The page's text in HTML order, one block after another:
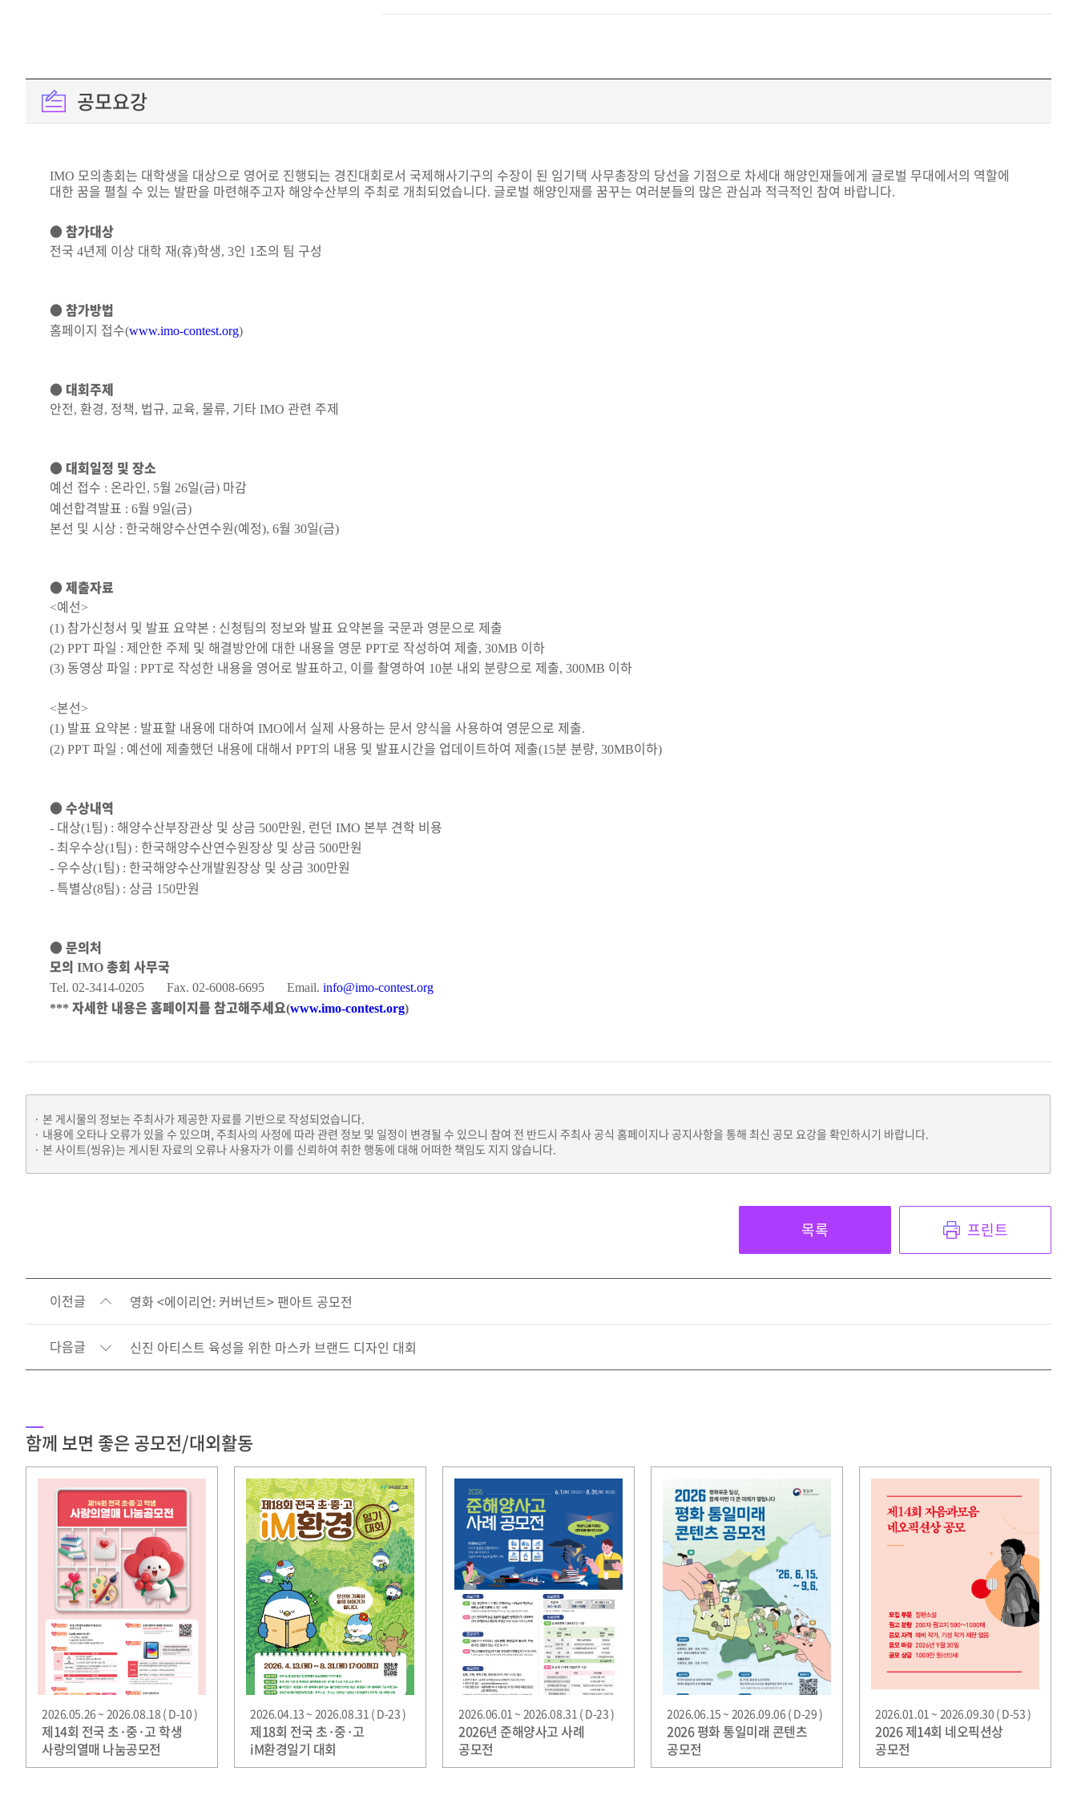
공모요강
IMO 모의총회는 대학생을 대상으로 영어로 진행되는 경진대회로서 국제해사기구의 수장이 된 임기택 사무총장의 당선을 기점으로 차세대 해양인재들에게 글로벌 무대에서의 역할에
대한 꿈을 펼칠 수 있는 발판을 마련해주고자 해양수산부의 주최로 개최되었습니다. 글로벌 해양인재를 꿈꾸는 여러분들의 많은 관심과 적극적인 참여 바랍니다.
●참가대상
전국 4년제 이상 대학 재(휴)학생, 3인 1 조의 팀 구성
●참가방법
홈페이지 접수(www.imo-contest.org)
● 대회주제
안전, 환경, 정책, 법규, 교육, 물류, 기타 IMO 관련 주제
● 대회일정 및 장소
예선 접수 : 온라인, 5월 26일(금) 마감
예선합격발표 : 6월 9일(금)
본선 및 시상 : 한국해양수산연수원(예정), 6월 30일(금)
●제출자료
<예선>
(1) 참가신청서 및 발표 요약본 : 신청팀의 정보와 발표 요약본을 국문과 영문으로 제출
(2) PPT 파일 : 제안한 주제 및 해결방안에 대한 내용을 영문 PPT로 작성하여 제출, 30MB 이하
(3) 동영상 파일 : PPT로 작성한 내용을 영어로 발표하고, 이를 촬영하여 10분 내외 분량으로 제출, 300MB 이하
<본선>
(1) 발표 요약본 : 발표할 내용에 대하여 IMO에서 실제 사용하는 문서 양식을 사용하여 영문으로 제출.
(2) PPT 파일 : 예선에 제출했던 내용에 대해서 PPT의 내용 및 발표시간을 업데이트하여 제출(15분 분량, 30MB이하)
●수상내역
- 대상(1 팀) : 해양수산부장관상 및 상금 500만원, 런던 IMO 본부 견학 비용
- 최우수상(1 팀) : 한국해양수산연수원장상 및 상금 500만원
- 우수상(1팀) : 한국해양수산개발원장상 및 상금 300만원
- 특별상(8팀) : 상금 150만원
●문의처
모의 IMO 총회 사무국
Tel. 02-3414-0205 Fax. 02-6008-6695 Email. info@imo-contest.org
*** 자세한 내용은 홈페이지를 참고해주세요(www.imo-contest.org)
본 게시물의 정보는 주최사가 제공한 자료를 기반으로 작성되었습니다.
내용에 오타나 오류가 있을 수 있으며, 주최사의 사정에 따라 관련 정보 및 일정이 변경될 수 있으니 참여 전 반드시 주최사 공식 홈페이지나 공지사항을 통해 최신 공모 요강을 확인하시기 바랍니다.
본 사이트(씽유)는 게시된 자료의 오류나 사용자가 이를 신뢰하여 취한 행동에 대해 어떠한 책임도 지지 않습니다.
목록 프린트
이전글 영화 <에이리언: 커버넌트> 팬아트 공모전
다음글 신진 아티스트 육성을 위한 마스카 브랜드 디자인 대회
함께 보면 좋은 공모전/대외활동
2026.05.26 ~ 2026.08.18 ( D-10 )
제14회 전국 초·중·고 학생
사랑의열매 나눔공모전
2026.04.13 ~ 2026.08.31 ( D-23 )
제18회 전국 초·중·고
iM환경일기 대회
2026.06.01 ~ 2026.08.31 ( D-23 )
2026년 준해양사고 사례
공모전
2026.06.15 ~ 2026.09.06 ( D-29 )
2026 평화 통일미래 콘텐츠
공모전
2026.01.01 ~ 2026.09.30 ( D-53 )
2026 제14회 네오픽션상
공모전